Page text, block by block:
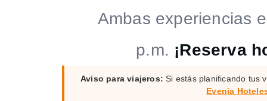
Ambas experiencias
p.m. ¡Reserva
Aviso para viajeros: Si estás planificando tus
Evenia